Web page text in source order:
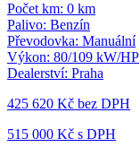
Počet km: 0 km
Palivo: Benzín
Převodovka: Manuální
Výkon: 80/109 kW/HP
Dealerství: Praha
425 620 Kč bez DPH
515 000 Kč s DPH